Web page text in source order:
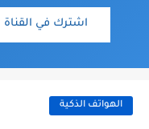
اشترك في القناة
الهواتف الذكية